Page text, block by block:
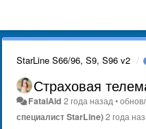
StarLine S66/96, S9, S96 v2
Страховая
FatalAid 2 года назад•
специалист StarLine)2 года